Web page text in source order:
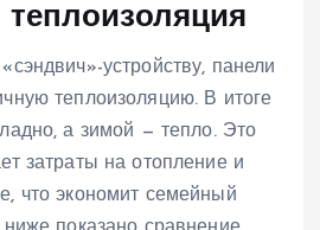
устройству, панели
теплоизоляцию. В итоге
а зимой — тепло. Это
затраты на отопление и
что экономит семейный